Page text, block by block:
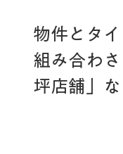
物件とタ
組み合わ
坪店舗」